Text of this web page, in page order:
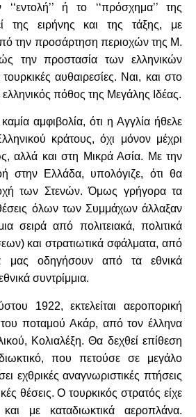
ή το ‘‘πρόσχημα’’ της
της ειρήνης και της τάξης, με
την προσάρτηση περιοχών της Μ.
την προστασία των ελληνικών
αυθαιρεσίες. Ναι, και στο
πόθος της Μεγάλης Ιδέας.
αμφιβολία, ότι η Αγγλία ήθελε
κράτους, όχι μόνον μέχρι
αλλά και στη Μικρά Ασία. Με την
στην Ελλάδα, υπολόγιζε, ότι θα
των Στενών. Όμως γρήγορα τα
όλων των Συμμάχων άλλαξαν
σειρά από πολιτειακά, πολιτικά
και στρατιωτικά σφάλματα, από
οδηγήσουν από τα εθνικά
συντρίμμια.
1922, εκτελείται αεροπορική
ποταμού Ακάρ, από τον έλληνα
Κολιαλέξη. Θα δεχθεί επίθεση
που πετούσε σε μεγάλο
εχθρικές αναγνωριστικές πτήσεις
θέσεις. Ο τουρκικός στρατός είχε
και με καταδιωκτικά αεροπλάνα.